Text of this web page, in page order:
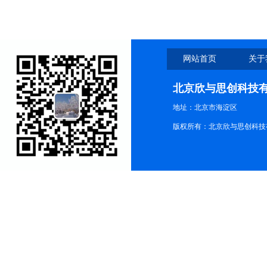
网站首页 关
北京欣与思创科技
地址：北京市海淀区
版权所有：北京欣与思创科